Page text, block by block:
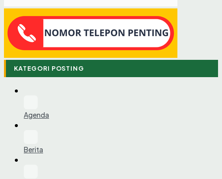
KATEGORI POSTING
Agenda
Berita